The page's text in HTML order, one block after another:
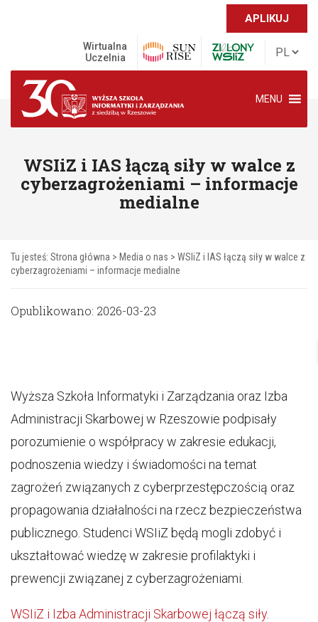
APLIKUJ
Wirtualna
Uczelnia
MENU
WSIiZ i IAS łączą siły w walce z
cyberzagrożeniami – informacje
medialne
Tu jesteś: Strona główna > Media o nas > WSIiZ i IAS łączą siły w walce z
cyberzagrożeniami – informacje medialne
Opublikowano: 2026-03-23
Wyższa Szkoła Informatyki i Zarządzania oraz Izba
Administracji Skarbowej w Rzeszowie podpisały
porozumienie o współpracy w zakresie edukacji,
podnoszenia wiedzy i świadomości na temat
zagrożeń związanych z cyberprzestępczością oraz
propagowania działalności na rzecz bezpieczeństwa
publicznego. Studenci WSIiZ będą mogli zdobyć i
ukształtować wiedzę w zakresie profilaktyki i
prewencji związanej z cyberzagrożeniami.
WSIiZ i Izba Administracji Skarbowej łączą siły.